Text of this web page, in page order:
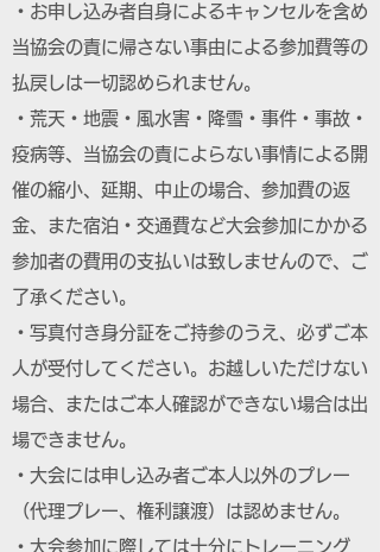
・お申し込み者自身によるキャンセルを含め
当協会の責に帰さない事由による参加費等の
払戻しは一切認められません。
・荒天・地震・風水害・降雪・事件・事故・
疫病等、当協会の責によらない事情による開
催の縮小、延期、中止の場合、参加費の返
金、また宿泊・交通費など大会参加にかかる
参加者の費用の支払いは致しませんので、ご
了承ください。
・写真付き身分証をご持参のうえ、必ずご本
人が受付してください。お越しいただけない
場合、またはご本人確認ができない場合は出
場できません。
・大会には申し込み者ご本人以外のプレー
（代理プレー、権利譲渡）は認めません。
・大会参加に際しては十分にトレーニング